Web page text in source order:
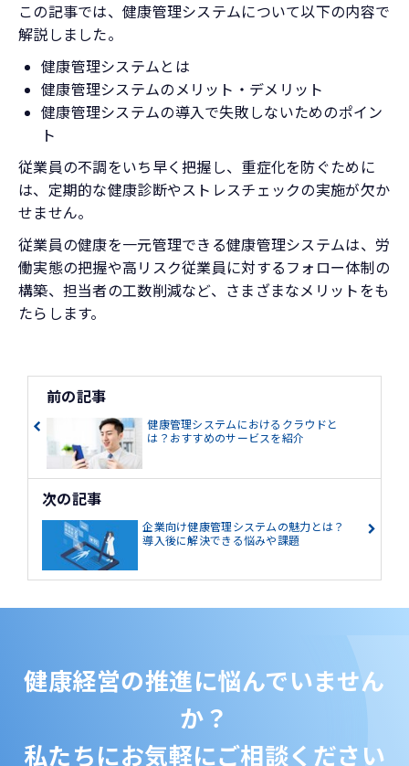
この記事では、健康管理システムについて以下の内容で
解説しました。
健康管理システムとは
健康管理システムのメリット・デメリット
健康管理システムの導入で失敗しないためのポイン
ト
従業員の不調をいち早く把握し、重症化を防ぐために
は、定期的な健康診断やストレスチェックの実施が欠か
せません。
従業員の健康を一元管理できる健康管理システムは、労
働実態の把握や高リスク従業員に対するフォロー体制の
構築、担当者の工数削減など、さまざまなメリットをも
たらします。
前の記事
健康管理システムにおけるクラウドと
は？おすすめのサービスを紹介
次の記事
企業向け健康管理システムの魅力とは？
導入後に解決できる悩みや課題
健康経営の推進に悩んでいません
か？
私たちにお気軽にご相談ください